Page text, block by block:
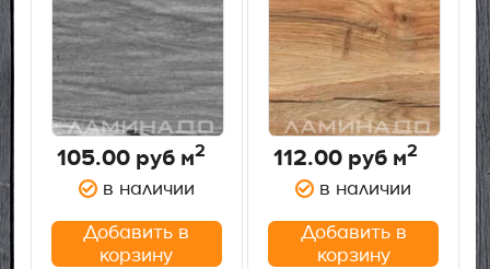
105.00руб м2
в наличии
Добавить в
корзину
112.00 руб м2
в наличии
Добавить в
корзину